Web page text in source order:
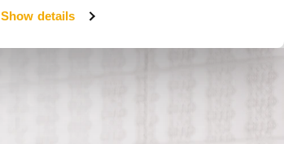
Show details
Estonija